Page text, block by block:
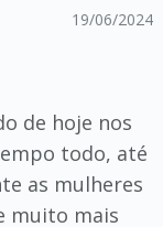
19/06/2024
de hoje nos
todo, até
as mulheres
muito mais